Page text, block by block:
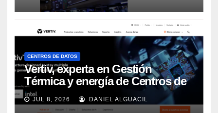
CENTROS DE DATOS
Vertiv, experta en Gestión
Térmica y energía de Centros de
Datos, sigue su crecimiento
imparable
JUL 8, 2026 DANIEL ALGUACIL